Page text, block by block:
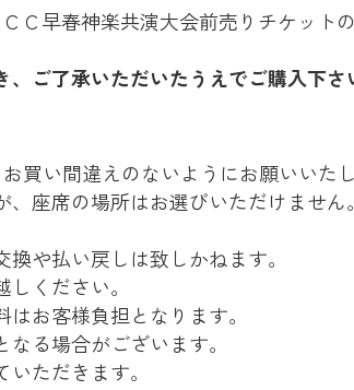
Ｃ早春神楽共演大会前売りチケットの
ご了承いただいたうえでご購入下さ
買い間違えのないようにお願いいたし
、座席の場所はお選びいただけませ
や払い戻しは致しかねます。
ください。
お客様負担となります。
る場合がございます。
ただきます。